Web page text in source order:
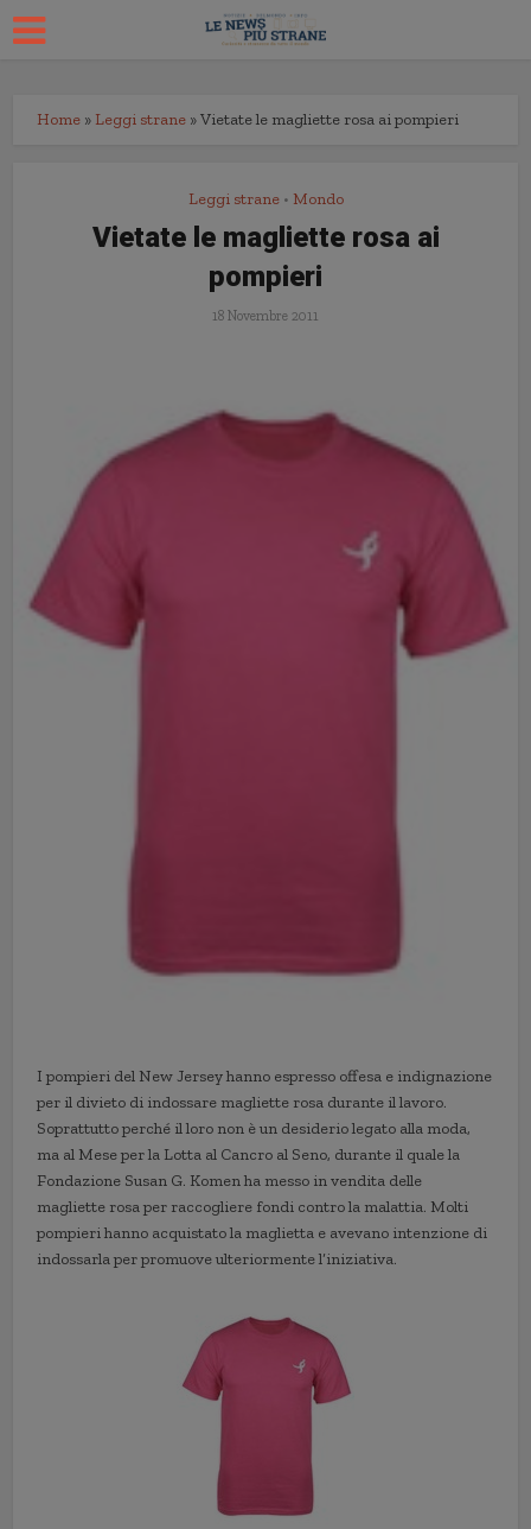
Home » Leggi strane »Vietate le magliette rosa ai pompieri
Leggi strane • Mondo
Vietate le magliette rosa ai
pompieri
18 Novembre 2011
I pompieri del New Jersey hanno espresso offesa e indignazione
per il divieto di indossare magliette rosa durante il lavoro.
Soprattutto perché il loro non è un desiderio legato alla moda,
ma al Mese per la Lotta al Cancro al Seno, durante il quale la
Fondazione Susan G. Komen ha messo in vendita delle
magliette rosa per raccogliere fondi contro la malattia. Molti
pompieri hanno acquistato la maglietta e avevano intenzione di
indossarla per promuove ulteriormente l’iniziativa.